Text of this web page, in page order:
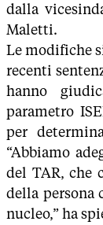
dalla
Maletti.
Le modifiche
recenti
hanno
parametro
per
“Abbiamo
del TAR, che
della persona
nucleo,” ha